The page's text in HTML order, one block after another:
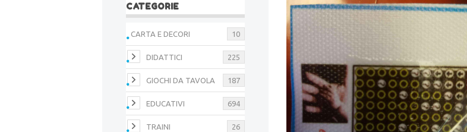
CATEGORIE
CARTA E DECORI 10
DIDATTICI 225
GIOCHI DA TAVOLA 187
EDUCATIVI 694
TRAINI 26